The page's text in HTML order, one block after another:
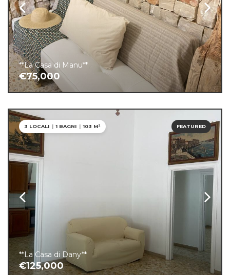
**La Casa di Manu**
€75,000
**La Casa di Dany**
€125,000
3 LOCALI | 1 BAGNI | 103 M² FEATURED